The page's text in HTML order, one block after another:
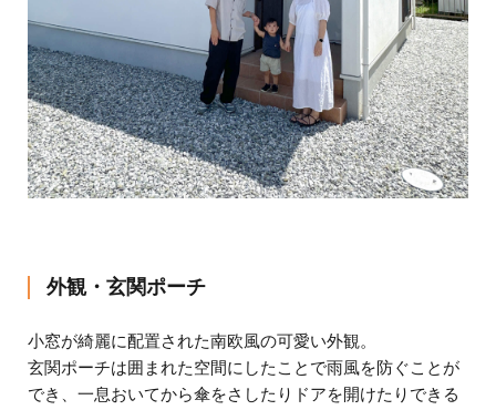
外観・玄関ポーチ
小窓が綺麗に配置された南欧風の可愛い外観。
玄関ポーチは囲まれた空間にしたことで雨風を防ぐことが
でき、一息おいてから傘をさしたりドアを開けたりできる